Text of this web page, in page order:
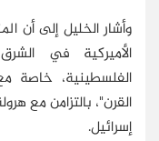
وأشار الخليل إلى أن
الأميركية في
الفلسطينية، خاصة
القرن"، بالتزامن مع
إسرائيل.